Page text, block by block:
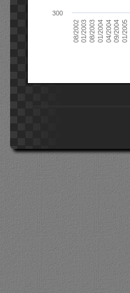
08/200201/200308/200301/200404/200409/200401/2005
300